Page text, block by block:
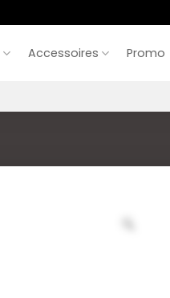
Accessoires Promo